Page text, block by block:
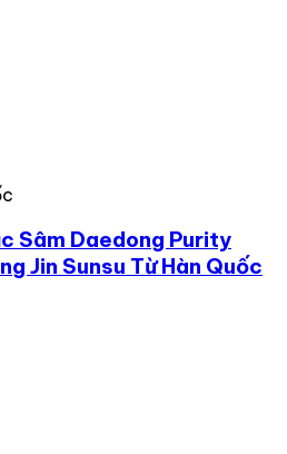
Sâm Daedong Purity
Jin Sunsu Từ Hàn Quốc